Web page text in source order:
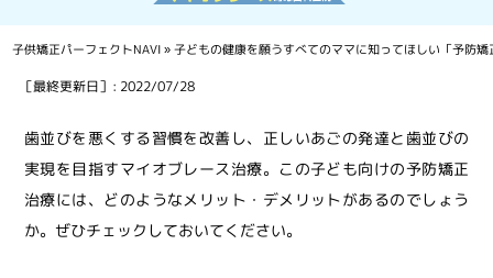
子供矯正パーフェクトNAVI»子どもの健康を願うすべてのママに知ってほしい「予防
［最終更新日］: 2022/07/28
歯並びを悪くする習慣を改善し、正しいあごの発達と歯並びの
実現を目指すマイオブレース治療。この子ども向けの予防矯正
治療には、どのようなメリット・デメリットがあるのでしょう
か。ぜひチェックしておいてください。